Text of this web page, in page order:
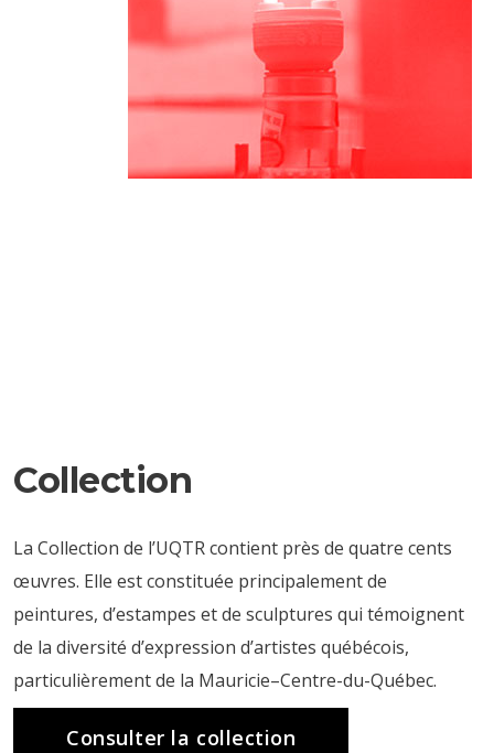
Collection
La Collection de l’UQTR contient près de quatre cents
œuvres. Elle est constituée principalement de
peintures, d’estampes et de sculptures qui témoignent
de la diversité d’expression d’artistes québécois,
particulièrement de la Mauricie–Centre-du-Québec.
Consulter la collection